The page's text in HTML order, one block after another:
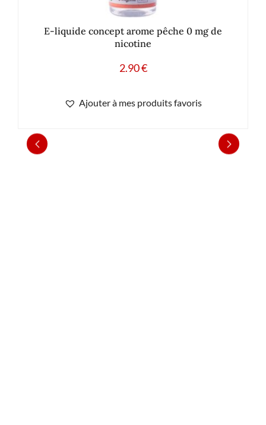
E-liquide concept arome pêche 0 mg de
nicotine
2.90€
Ajouter à mes produits favoris